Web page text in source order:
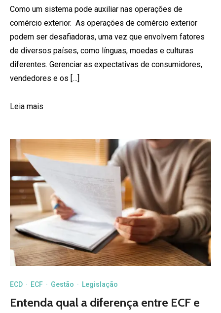
Como um sistema pode auxiliar nas operações de
comércio exterior. As operações de comércio exterior
podem ser desafiadoras, uma vez que envolvem fatores
de diversos países, como línguas, moedas e culturas
diferentes. Gerenciar as expectativas de consumidores,
vendedores e os […]
Leia mais
ECD · ECF · Gestão · Legislação
Entenda qual a diferença entre ECF e